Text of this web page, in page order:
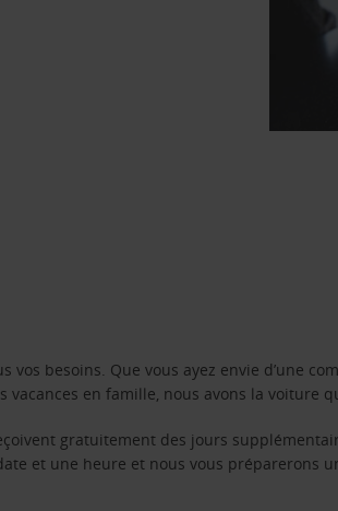
vos besoins. Que vous ayez envie d’une
vacances en famille, nous avons la voiture
gratuitement des jours
et une heure et nous vous préparerons